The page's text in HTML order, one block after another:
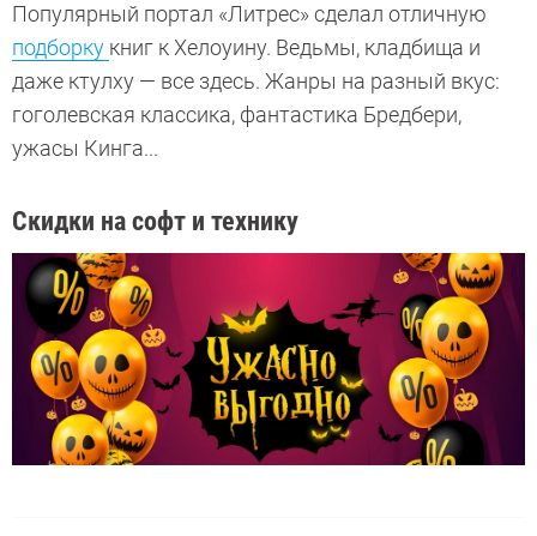
Популярный портал «Литрес» сделал отличную
подборку книг к Хелоуину. Ведьмы, кладбища и
даже ктулху — все здесь. Жанры на разный вкус:
гоголевская классика, фантастика Бредбери,
ужасы Кинга...
Скидки на софт и технику